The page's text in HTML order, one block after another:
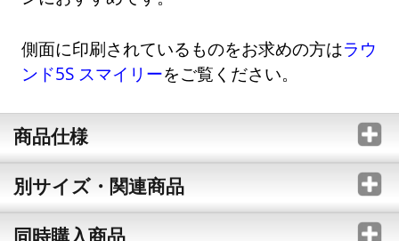
側面に印刷されているものをお求めの方はラウ
ンド5S スマイリーをご覧ください。
商品仕様
別サイズ・関連商品
同時購入商品